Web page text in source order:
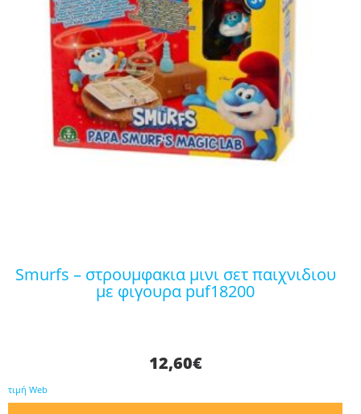
smurfs – στρουμφακια μινι σετ παιχνιδιου
με φιγουρα puf18200
12,60€
τιμή Web